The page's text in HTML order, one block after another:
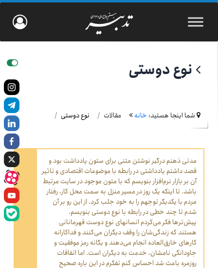
نوع دوستی
شما اینجا هستید: خانه مقالات نوع دوستی
مدتی ذهنم درگیر نوشتن متنی برای ستون یادداشت بود و
قصد داشتم یادداشتی در رابطه با موضوعات اقتصادی و تاثیر
آن بر بازار نرم‌افزار بنویسم که با متون موجود در سایت مرتبط
باشد. تا اینکه یک روز در مسیر منزل به سمت محل کار، رفتار
مردم با یکدیگر توجهم را به خود جلب کرد. از این رو بر آن
شدم تا چند خطی در رابطه با نوع دوستی بنویسم.
پیش‌ترها فکر می‌کردم انسانهای نوع دوست قهرمانانی
هستند که زندگی‌شان را وقف دیگران می‌کنند و فداکارانه
کارهای خارق‌العاده انجام می‌دهند و یگانه رمز موفقیت و
جاودانگی نامشان، خدمت به دیگران است. اما اتفاقات
روزمره باعث شد احساس کنم تفکرم در این باره صحیح